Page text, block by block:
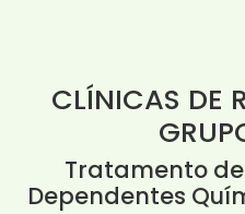
CLÍNICAS DE
Tratamento
Dependentes